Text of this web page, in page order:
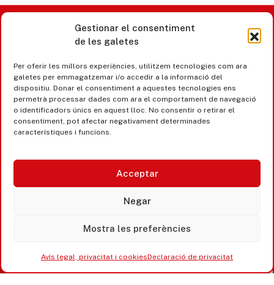
Gestionar el consentiment
de les galetes
Per oferir les millors experiències, utilitzem tecnologies com ara
galetes per emmagatzemar i/o accedir a la informació del
dispositiu. Donar el consentiment a aquestes tecnologies ens
permetrà processar dades com ara el comportament de navegació
o identificadors únics en aquest lloc. No consentir o retirar el
consentiment, pot afectar negativament determinades
característiques i funcions.
Acceptar
Negar
Mostra les preferències
Avís legal, privacitat i cookiesDeclaració de privacitat
Castell d’Aro · Platja d’Aro · S’Agaró
365 www.platjadaro
Avís legal, privacitat i cookies